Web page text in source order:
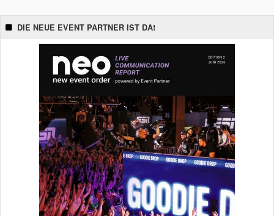
DIE NEUE EVENT PARTNER IST DA!